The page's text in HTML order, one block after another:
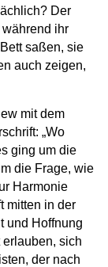
Der
ihr
saßen, sie
auch zeigen,
mit dem
„Wo
ging um die
die Frage, wie
Harmonie
mitten in der
und Hoffnung
erlauben, sich
der nach